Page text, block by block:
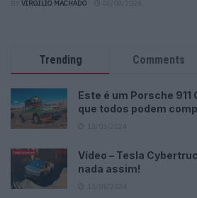
VIRGILIO MACHADO
Trending Comments
Este é um Porsche 911
que todos podem
Vídeo – Tesla
nada assim!